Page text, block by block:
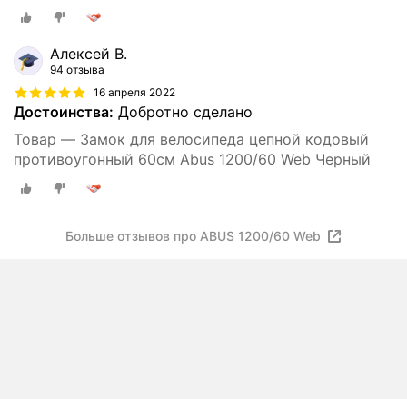
Алексей В.
94 отзыва
16 апреля 2022
Достоинства: Добротно сделано
Товар — Замок для велосипеда цепной кодовый
противоугонный 60см Abus 1200/60 Web Черный
Больше отзывов про ABUS 1200/60 Web